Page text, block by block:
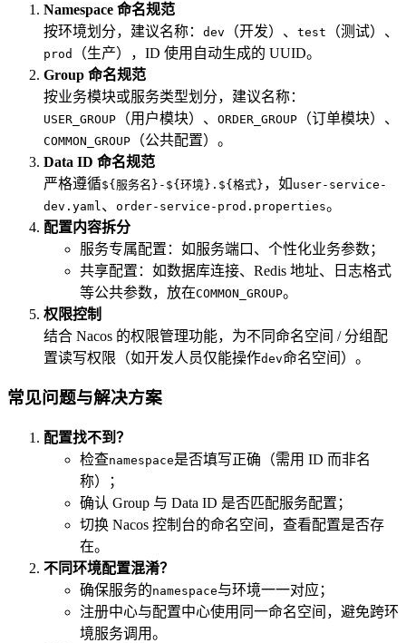
Namespace 命名规范
按环境划分，建议名称： dev （开发）、 test （测试）、
prod
（生产），ID 使用自动生成的 UUID。
Group 命名规范
按业务模块或服务类型划分，建议名称：
USER_GROUP （用户模块）、 ORDER_GROUP （订单模块）、
COMMON_GROUP （公共配置）。
Data ID 命名规范
严格遵循${服务名}-${环境}.${格式} ，如 user-service-
dev.yaml 、 order-service-prod.properties。
配置内容拆分
服务专属配置：如服务端口、个性化业务参数；
共享配置：如数据库连接、Redis 地址、日志格式
等公共参数，放在COMMON_GROUP。
权限控制
结合 Nacos 的权限管理功能，为不同命名空间 / 分组配
置读写权限（如开发人员仅能操作dev命名空间）。
常见问题与解决方案
配置找不到？
检查namespace是否填写正确（需用 ID 而非名
称）；
确认 Group 与 Data ID 是否匹配服务配置；
切换 Nacos 控制台的命名空间，查看配置是否存
在。
不同环境配置混淆？
确保服务的namespace与环境一一对应；
注册中心与配置中心使用同一命名空间，避免跨环
境服务调用。